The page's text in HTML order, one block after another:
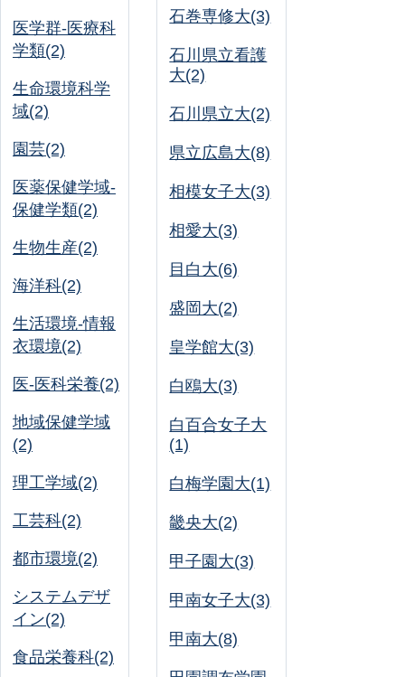
医学群-医療科
学類(2)
生命環境科学
域(2)
園芸(2)
医薬保健学域-
保健学類(2)
生物生産(2)
海洋科(2)
生活環境-情報
衣環境(2)
医-医科栄養(2)
地域保健学域
(2)
理工学域(2)
工芸科(2)
都市環境(2)
システムデザ
イン(2)
食品栄養科(2)
石巻専修大(3)
石川県立看護
大(2)
石川県立大(2)
県立広島大(8)
相模女子大(3)
相愛大(3)
目白大(6)
盛岡大(2)
皇学館大(3)
白鴎大(3)
白百合女子大
(1)
白梅学園大(1)
畿央大(2)
甲子園大(3)
甲南女子大(3)
甲南大(8)